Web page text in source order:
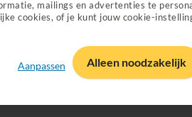
mailings en advertenties te
cookies, of je kunt jouw cookie-
Alleen noodzakelijk
Aanpassen
is altijd eentje bij jou in de